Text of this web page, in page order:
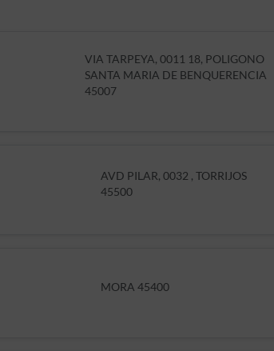
VIA TARPEYA, 0011 18, POLIGONO
SANTA MARIA DE BENQUERENCIA
45007
AVD PILAR, 0032 , TORRIJOS
45500
MORA 45400